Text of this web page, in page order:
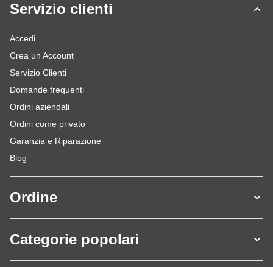
Servizio clienti
Accedi
Crea un Account
Servizio Clienti
Domande frequenti
Ordini aziendali
Ordini come privato
Garanzia e Riparazione
Blog
Ordine
Categorie popolari